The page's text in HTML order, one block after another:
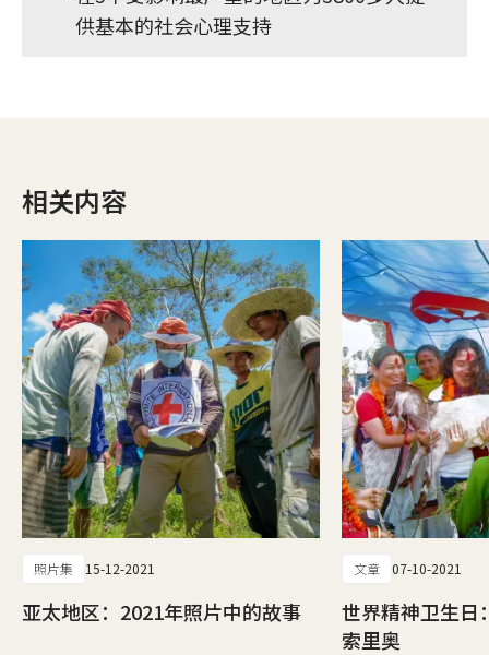
供基本的社会心理支持
相关内容
照片集 15-12-2021
亚太地区：2021年照片中的故事
文章 07-10-2021
世界精神卫生
索里奥